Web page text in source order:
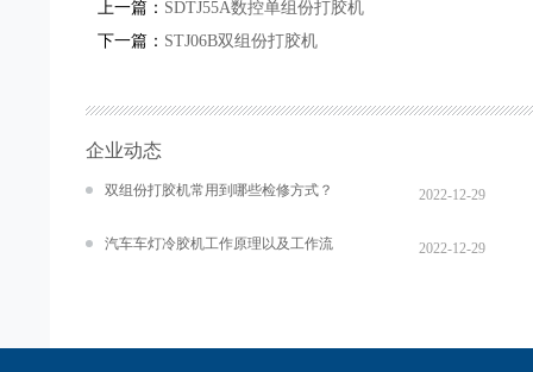
上一篇： SDTJ55A数控单组份打胶机
下一篇： STJ06B双组份打胶机
企业动态
双组份打胶机常用到哪些检修方式？ 2022-12-29
汽车车灯冷胶机工作原理以及工作流
2022-12-29